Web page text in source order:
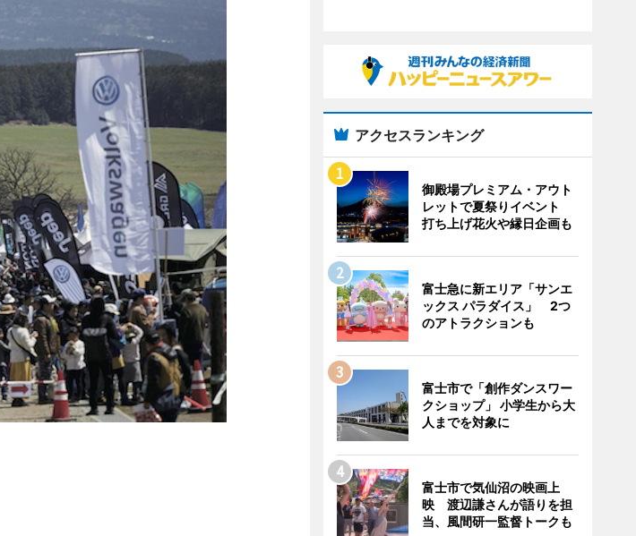
アクセスランキング
御殿場プレミアム・アウト
レットで夏祭りイベント
打ち上げ花火や縁日企画も
富士急に新エリア「サンエ
ックス パラダイス」 2つ
のアトラクションも
富士市で「創作ダンスワー
クショップ」 小学生から大
人までを対象に
富士市で気仙沼の映画上
映 渡辺謙さんが語りを担
当、風間研一監督トークも